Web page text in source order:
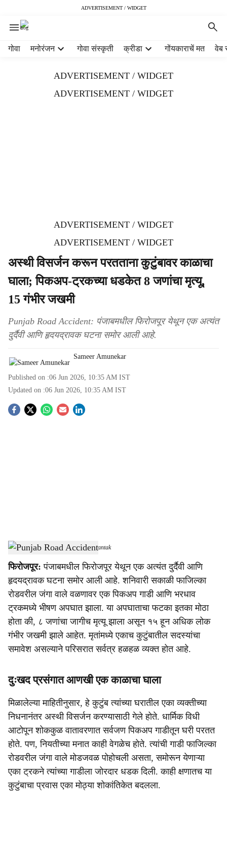
ADVERTISEMENT / WIDGET
गोवा मनोरंजन गोवा संस्कृती क्रीडा गोंयकाराचें मत वेब
ADVERTISEMENT / WIDGET
ADVERTISEMENT / WIDGET
ADVERTISEMENT / WIDGET
ADVERTISEMENT / WIDGET
अस्थी विसर्जन करून परतताना कुटुंबावर काळाचा
घाला; पिकअप-ट्रकच्या धडकेत 8 जणांचा मृत्यू,
15 गंभीर जखमी
Punjab Road Accident: पंजाबमधील फिरोजपूर येथून एक अत्यंत
दुर्दैवी आणि हृदयद्रावक घटना समोर आली आहे.
Sameer Amunekar
Published on :06 Jun 2026, 10:35 AM IST
Updated on :06 Jun 2026, 10:35 AM IST
S
a
r
e
Punjab Road Accident-Dainik Gomantak
फिरोजपूर: पंजाबमधील फिरोजपूर येथून एक अत्यंत दुर्दैवी आणि
हृदयद्रावक घटना समोर आली आहे. शनिवारी सकाळी फाजिल्का
रोडवरील जंगा वाले वळणावर एक पिकअप गाडी आणि भरधाव
ट्रकमध्ये भीषण अपघात झाला. या अपघाताचा फटका इतका मोठा
होता की, ८ जणांचा जागीच मृत्यू झाला असून १५ हून अधिक लोक
गंभीर जखमी झाले आहेत. मृतांमध्ये एकाच कुटुंबातील सदस्यांचा
समावेश असल्याने परिसरात सर्वत्र हळहळ व्यक्त होत आहे.
दुःखद प्रसंगात आणखी एक काळाचा घाला
मिळालेल्या माहितीनुसार, हे कुटुंब त्यांच्या घरातील एका व्यक्तीच्या
निधनानंतर अस्थी विसर्जन करण्यासाठी गेले होते. धार्मिक विधी
आटोपून शोककुळ वातावरणात सर्वजण पिकअप गाडीतून घरी परतत
होते. पण, नियतीच्या मनात काही वेगळेच होते. त्यांची गाडी फाजिल्का
रोडवरील जंगा वाले मोडजवळ पोहोचली असता, समोरून येणाऱ्या
एका ट्रकने त्यांच्या गाडीला जोरदार धडक दिली. काही क्षणातच या
कुटुंबाचा प्रवास एका मोठ्या शोकांतिकेत बदलला.